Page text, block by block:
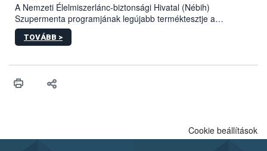
A Nemzeti Élelmiszerlánc-biztonsági Hivatal (Nébih)
Szupermenta programjának legújabb terméktesztje a
körömvirág-vetőmagokra fókuszált. A hatósági vizsgálatokon a
szakemberek 16 kereskedelmi forgalomban kapható terméket
meg a jogszabályi előírásoknak, egy további termék pedig a
felügyelők mind a négy esetben eljárást indítottak és elrendelték
folytatódik a növények fejlődésének nyomonkövetésével.
TOVÁBB >
Cookie beállítások